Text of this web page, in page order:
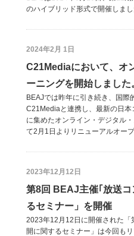
のハイブリッド形式で開催しまし
2024年2月 1日
C21Mediaにおいて、オ
ーニングを開始しました
BEAJでは昨年に引き続き、国際
C21Mediaと連携し、最新の日
に集めたオンライン・デジタル
て2月1日よりリニューアルオー
2023年12月12日
第8回 BEAJ主催｢放送
るセミナー」を開催
2023年12月12日に開催された「
開に関するセミナー」は今回も